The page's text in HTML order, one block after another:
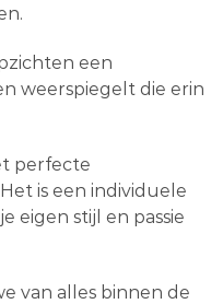
een
weerspiegelt die erin
perfecte
is een individuele
eigen stijl en passie
van alles binnen de